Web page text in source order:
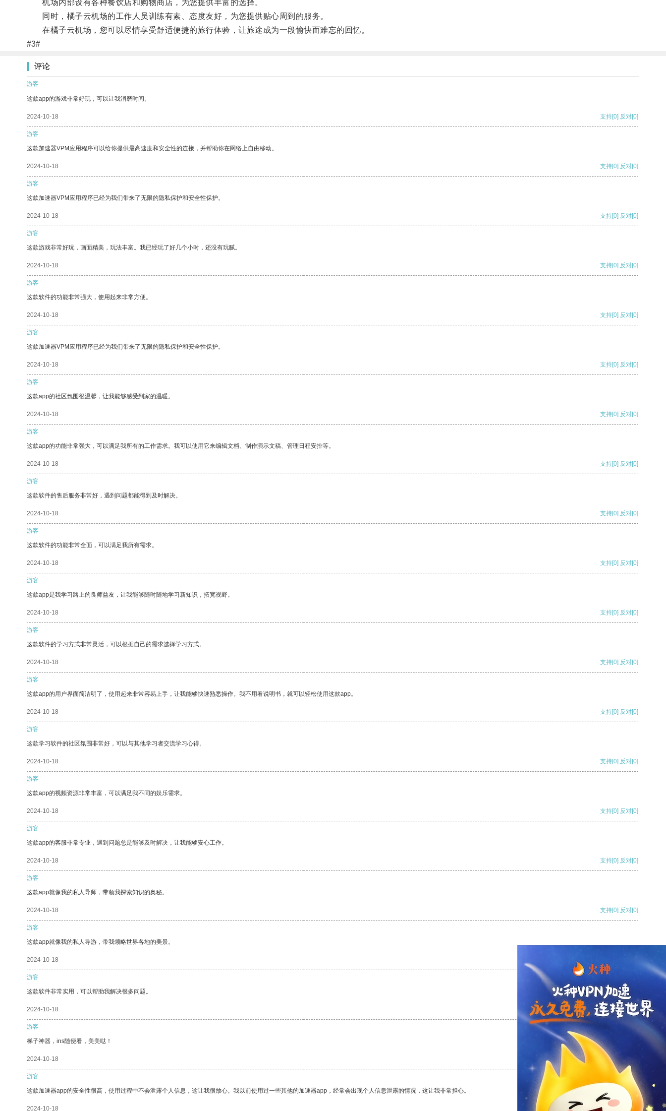
机场内部设有各种餐饮店和购物商店，为您提供丰富的选择。
同时，橘子云机场的工作人员训练有素、态度友好，为您提供贴心周到的服务。
在橘子云机场，您可以尽情享受舒适便捷的旅行体验，让旅途成为一段愉快而难忘的回忆。
#3#
评论
游客
这款app的游戏非常好玩，可以让我消磨时间。
2024-10-18 支持[0] 反对[0]
游客
这款加速器VPM应用程序可以给你提供最高速度和安全性的连接，并帮助你在网络上自由移动。
2024-10-18 支持[0] 反对[0]
游客
这款加速器VPM应用程序已经为我们带来了无限的隐私保护和安全性保护。
2024-10-18 支持[0] 反对[0]
游客
这款游戏非常好玩，画面精美，玩法丰富。我已经玩了好几个小时，还没有玩腻。
2024-10-18 支持[0] 反对[0]
游客
这款软件的功能非常强大，使用起来非常方便。
2024-10-18 支持[0] 反对[0]
游客
这款加速器VPM应用程序已经为我们带来了无限的隐私保护和安全性保护。
2024-10-18 支持[0] 反对[0]
游客
这款app的社区氛围很温馨，让我能够感受到家的温暖。
2024-10-18 支持[0] 反对[0]
游客
这款app的功能非常强大，可以满足我所有的工作需求。我可以使用它来编辑文档、制作演示文稿、管理日程安排等。
2024-10-18 支持[0] 反对[0]
游客
这款软件的售后服务非常好，遇到问题都能得到及时解决。
2024-10-18 支持[0] 反对[0]
游客
这款软件的功能非常全面，可以满足我所有需求。
2024-10-18 支持[0] 反对[0]
游客
这款app是我学习路上的良师益友，让我能够随时随地学习新知识，拓宽视野。
2024-10-18 支持[0] 反对[0]
游客
这款软件的学习方式非常灵活，可以根据自己的需求选择学习方式。
2024-10-18 支持[0] 反对[0]
游客
这款app的用户界面简洁明了，使用起来非常容易上手，让我能够快速熟悉操作。我不用看说明书，就可以轻松使用这款app。
2024-10-18 支持[0] 反对[0]
游客
这款学习软件的社区氛围非常好，可以与其他学习者交流学习心得。
2024-10-18 支持[0] 反对[0]
游客
这款app的视频资源非常丰富，可以满足我不同的娱乐需求。
2024-10-18 支持[0] 反对[0]
游客
这款app的客服非常专业，遇到问题总是能够及时解决，让我能够安心工作。
2024-10-18 支持[0] 反对[0]
游客
这款app就像我的私人导师，带领我探索知识的奥秘。
2024-10-18 支持[0] 反对[0]
游客
这款app就像我的私人导游，带我领略世界各地的美景。
2024-10-18
游客
这款软件非常实用，可以帮助我解决很多问题。
2024-10-18 支持 [0] 反对[0]
游客
梯子神器，ins随便看，美美哒！
2024-10-18 支持[0] 反对
游客
这款加速器app的安全性很高，使用过程中不会泄露个人信息，这让我很放心。我以前使用过一些其他的加速器app，经常会出现个人信息泄露的情况，这让我非常担心。
2024-10-18 支持[0] 反对[0]